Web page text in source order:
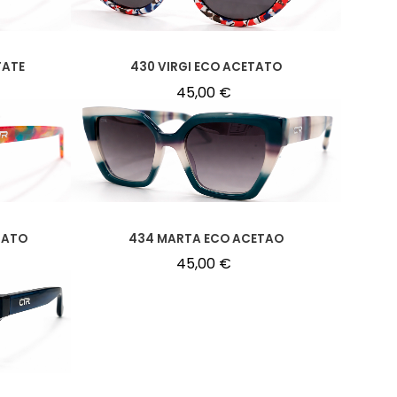
430 VIRGI ECO ACETATO
45,00 €
434 MARTA ECO ACETAO
45,00 €